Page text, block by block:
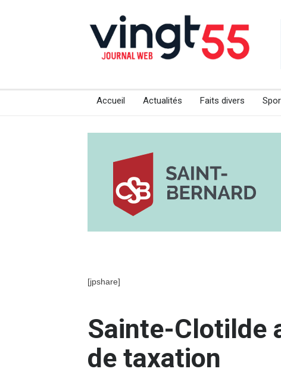
Accueil Actualités Faits divers
[jpshare]
Sainte-Clotilde
de taxation